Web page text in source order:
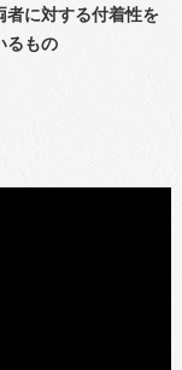
に対する付着性を
るもの